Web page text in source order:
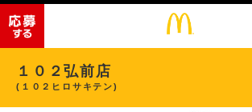
１０２弘前店
(１０２ヒロサキテン)